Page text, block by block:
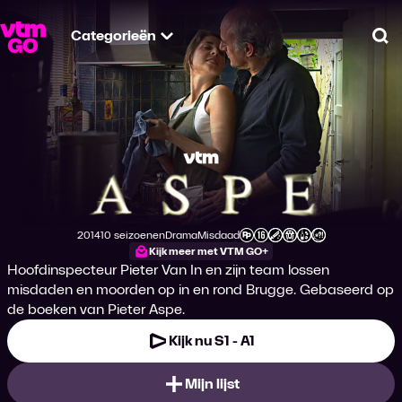
Categorieën
Aspe
Productiejaar
201410 seizoenen
Genre
Drama
Genre
Misdaad
Leeftijdsclassificatie
Kijk meer met VTM GO+
Hoofdinspecteur Pieter Van In en zijn team lossen
misdaden en moorden op in en rond Brugge. Gebaseerd op
de boeken van Pieter Aspe.
Kijk nu S1 - A1
Mijn lijst